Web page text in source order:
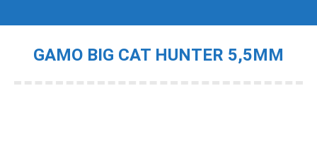
GAMO BIG CAT HUNTER 5,5MM